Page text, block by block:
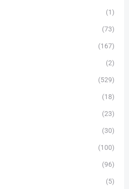
(1)
(73)
(167)
(2)
(529)
(18)
(23)
(30)
(100)
(96)
(5)